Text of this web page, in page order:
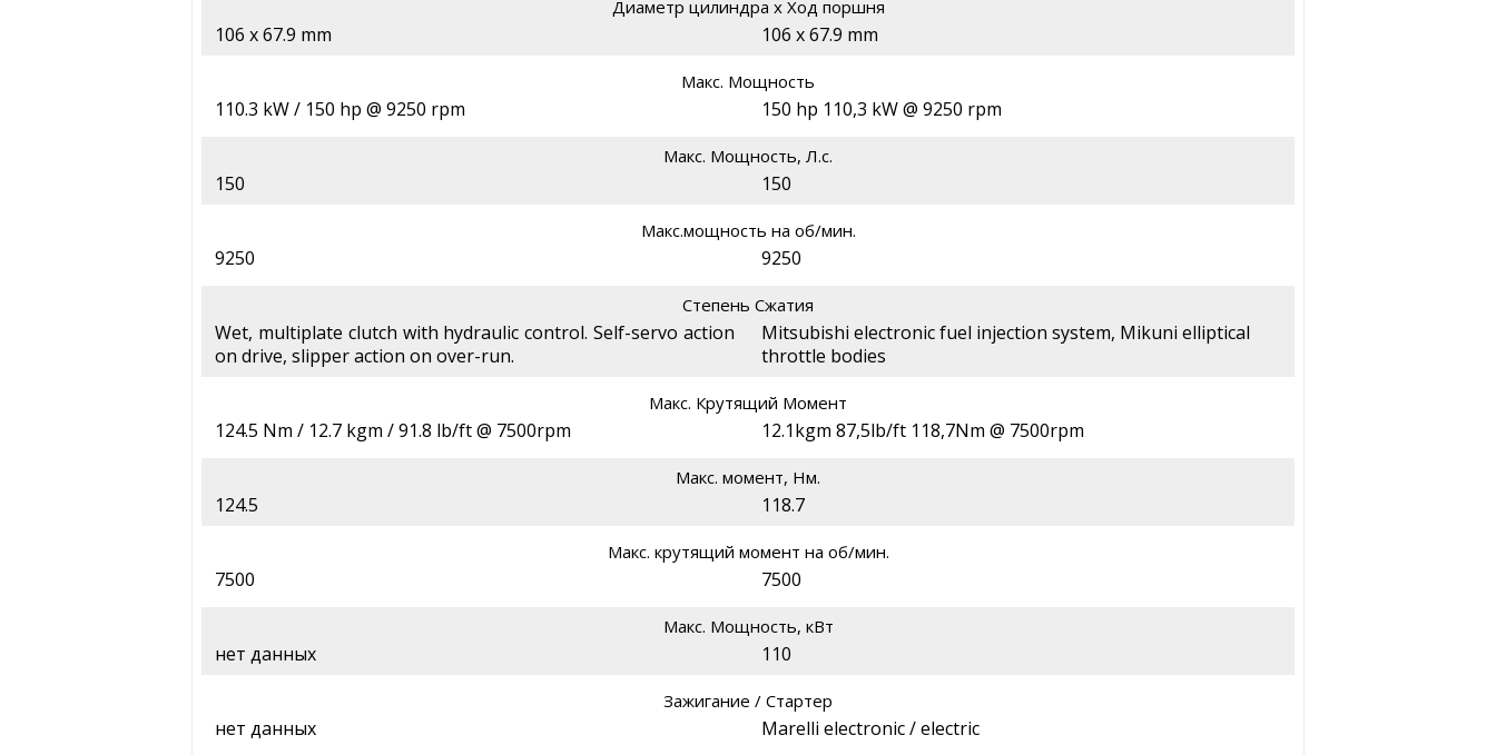
Диаметр цилиндра х Ход поршня
106 x 67.9 mm 106 x 67.9 mm
Макс. Мощность
110.3 kW / 150 hp @ 9250 rpm 150 hp 110,3 kW @ 9250 rpm
Макс. Мощность, Л.с.
150 150
Макс.мощность на об/мин.
9250 9250
Степень Сжатия
Wet, multiplate clutch with hydraulic control. Self-servo action
on drive, slipper action on over-run.
Mitsubishi electronic fuel injection system, Mikuni elliptical
throttle bodies
Макс. Крутящий Момент
124.5 Nm / 12.7 kgm / 91.8 lb/ft @ 7500rpm 12.1kgm 87,5lb/ft 118,7Nm @ 7500rpm
Макс. момент, Нм.
124.5 118.7
Макс. крутящий момент на об/мин.
7500 7500
Макс. Мощность, кВт
нет данных 110
Зажигание / Стартер
нет данных Marelli electronic / electric